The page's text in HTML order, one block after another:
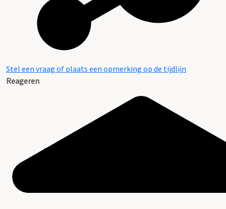
Stel een vraag of plaats een opmerking op de tijdlijn
Reageren